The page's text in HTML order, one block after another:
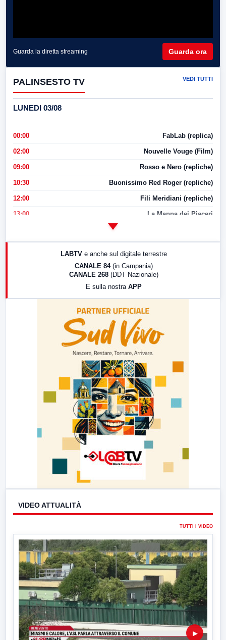
Guarda la diretta streaming Guarda ora
PALINSESTO TV VEDI TUTTI
LUNEDI 03/08
00:00 FabLab (replica)
02:00 Nouvelle Vouge (Film)
09:00 Rosso e Nero (repliche)
10:30 Buonissimo Red Roger (repliche)
12:00 Fili Meridiani (repliche)
13:00 La Mappa dei Piaceri
LABTV e anche sul digitale terrestre
CANALE 84 (in Campania)
CANALE 268 (DDT Nazionale)
E sulla nostra APP
VIDEO ATTUALITÀ
TUTTI I VIDEO
▶